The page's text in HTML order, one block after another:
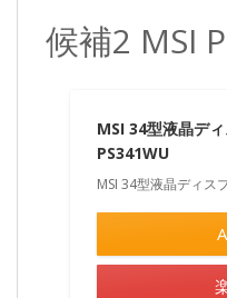
候補2 MSI
MSI 34型液晶デ
PS341WU
MSI 34型液晶ディス